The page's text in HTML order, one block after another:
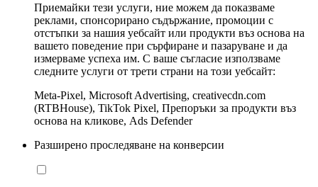
Приемайки тези услуги, ние можем да показваме
реклами, спонсорирано съдържание, промоции с
отстъпки за нашия уебсайт или продукти въз основа на
вашето поведение при сърфиране и пазаруване и да
измерваме успеха им. С ваше съгласие използваме
следните услуги от трети страни на този уебсайт:
Meta-Pixel, Microsoft Advertising, creativecdn.com
(RTBHouse), TikTok Pixel, Препоръки за продукти въз
основа на кликове, Ads Defender
Разширено проследяване на конверсии